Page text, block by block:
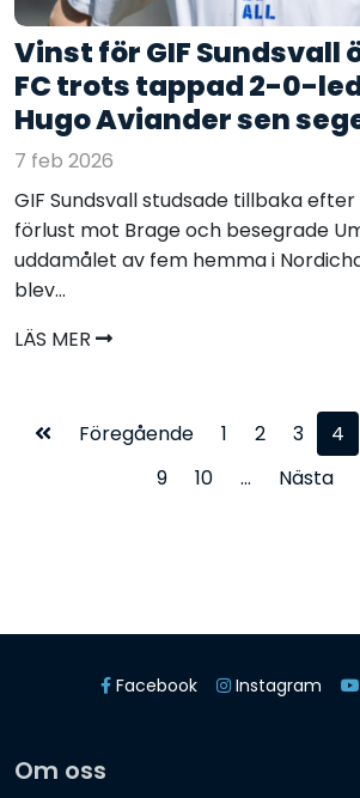
Vinst för GIF Sundsvall
FC trots tappad 2-0-
Hugo Aviander sen
7 feb 2026
GIF Sundsvall studsade tillbaka
förlust mot Brage och besegrade
uddamålet av fem hemma i
blev...
LÄS MER
Föregående 1 2 3 4
9
10 ... Nästa
Facebook Instagram
Om oss